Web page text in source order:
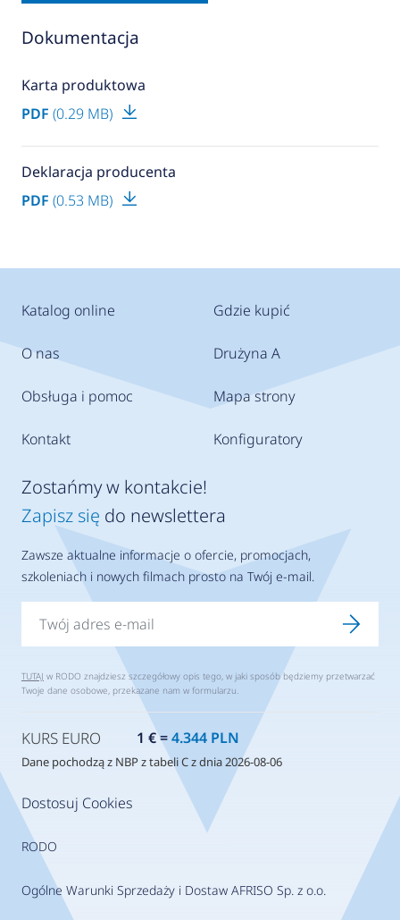
Dokumentacja
Karta produktowa
PDF (0.29 MB)
Deklaracja producenta
PDF (0.53 MB)
Katalog online
O nas
Obsługa i pomoc
Kontakt
Gdzie kupić
Drużyna A
Mapa strony
Konfiguratory
Dostosuj Cookies
RODO
Ogólne Warunki Sprzedaży i Dostaw AFRISO Sp. z o.o.
Zostańmy w kontakcie!
Zapisz się do newslettera
Zawsze aktualne informacje o ofercie, promocjach,
szkoleniach i nowych filmach prosto na Twój e-mail.
TUTAJ w RODO znajdziesz szczegółowy opis tego, w jaki sposób będziemy przetwarzać
Twoje dane osobowe, przekazane nam w formularzu.
KURS EURO 1 € =4.344 PLN
Dane pochodzą z NBP z tabeli C z dnia 2026-08-06